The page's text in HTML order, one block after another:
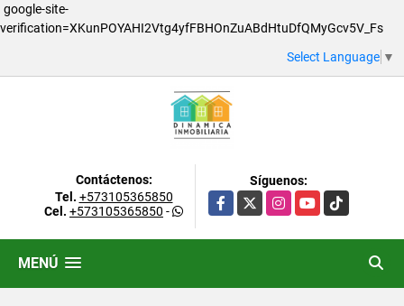
google-site-
verification=XKunPOYAHI2Vtg4yfFBHOnZuABdHtuDfQMyGcv5V_Fs
Select Language ▼
Contáctenos:
Tel. +573105365850
Cel. +573105365850 -
Síguenos:
Facebook
X InstagramYouTubeTikTok
MENÚ